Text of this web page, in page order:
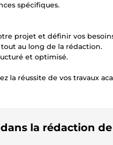
spécifiques.
projet et définir vos
au long de la rédaction.
et optimisé.
la réussite de vos travaux
la rédaction